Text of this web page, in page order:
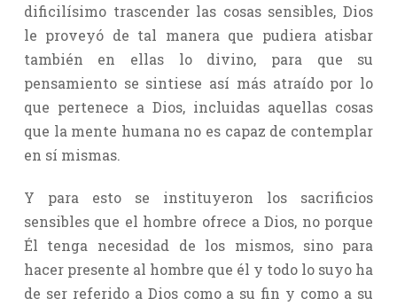
dificilísimo trascender las cosas sensibles, Dios
le proveyó de tal manera que pudiera atisbar
también en ellas lo divino, para que su
pensamiento se sintiese así más atraído por lo
que pertenece a Dios, incluidas aquellas cosas
que la mente humana no es capaz de contemplar
en sí mismas.
Y para esto se instituyeron los sacrificios
sensibles que el hombre ofrece a Dios, no porque
Él tenga necesidad de los mismos, sino para
hacer presente al hombre que él y todo lo suyo ha
de ser referido a Dios como a su fin y como a su